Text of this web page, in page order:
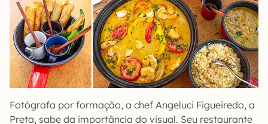
Fotógrafa por formação, a chef Angeluci Figueiredo, a
Preta, sabe da importância do visual. Seu restaurante